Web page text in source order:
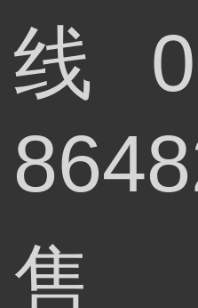
线
售